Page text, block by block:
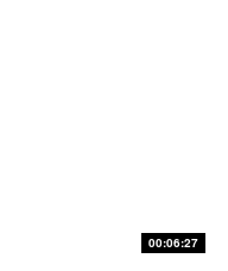
00:06:27